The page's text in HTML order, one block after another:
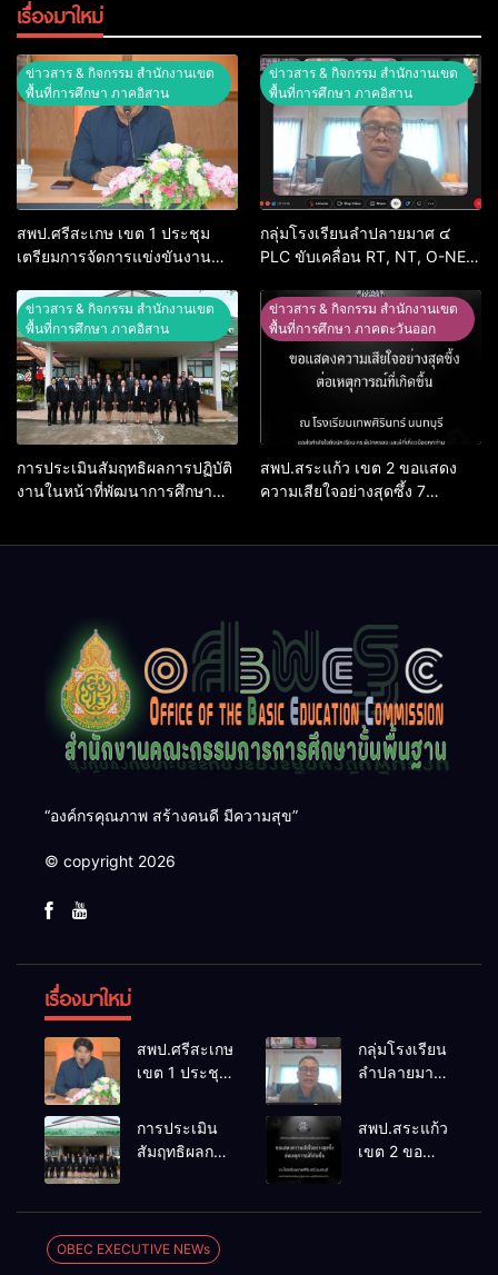
เรื่องมาใหม่
ข่าวสาร & กิจกรรม สำนักงานเขต
พื้นที่การศึกษา ภาคอิสาน
สพป.ศรีสะเกษ เขต 1 ประชุม
เตรียมการจัดการแข่งขันงาน
ปีการศึกษา 2569
ข่าวสาร & กิจกรรม สำนักงานเขต
พื้นที่การศึกษา ภาคอิสาน
กลุ่มโรงเรียนลำปลายมาศ ๔
PLC ขับเคลื่อน RT, NT, O-NET
ข่าวสาร & กิจกรรม สำนักงานเขต
พื้นที่การศึกษา ภาคอิสาน
การประเมินสัมฤทธิผลการปฏิบัติ
งานในหน้าที่พัฒนาการศึกษา
ข่าวสาร & กิจกรรม สำนักงานเขต
พื้นที่การศึกษา ภาคตะวันออก
สพป.สระแก้ว เขต 2 ขอแสดง
ความเสียใจอย่างสุดซึ้ง 7
“องค์กรคุณภาพ สร้างคนดี มีความสุข”
© copyright 2026
เรื่องมาใหม่
สพป.ศรีสะเกษ
เขต 1 ประชุม
จัดการ
แข่งขันงาน
ศิลปหัตถกรรม
74 ปีการ
ศึกษา 2569
กลุ่มโรงเรียน
ลำปลายมาศ
เคลื่อน RT,
NT, O-NET
การประเมิน
สัมฤทธิผลการ
ศึกษา
ตำแหน่ง รอง
สพป.สระแก้ว
เขต 2 ขอ
OBEC EXECUTIVE NEWs